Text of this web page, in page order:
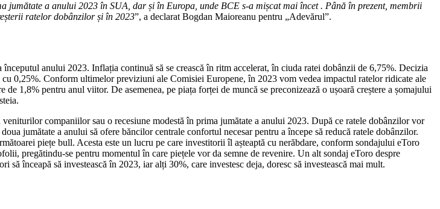
a anului 2023 în SUA, dar și în Europa, unde BCE s-a mișcat mai încet . Până în prezent, membrii
ratelor dobânzilor și în 2023”, a declarat Bogdan Maioreanu pentru „Adevărul”.
anului 2023. Inflația continuă să se crească în ritm accelerat, în ciuda ratei dobânzii de 6,75%. Decizia
0,25%. Conform ultimelor previziuni ale Comisiei Europene, în 2023 vom vedea impactul ratelor ridicate ale
1,8% pentru anul viitor. De asemenea, pe piața forței de muncă se preconizează o ușoară creștere a șomajului
companiilor sau o recesiune modestă în prima jumătate a anului 2023. După ce ratele dobânzilor vor
jumătate a anului să ofere băncilor centrale confortul necesar pentru a începe să reducă ratele dobânzilor.
piețe bull. Acesta este un lucru pe care investitorii îl așteaptă cu nerăbdare, conform sondajului eToro
pregătindu-se pentru momentul în care piețele vor da semne de revenire. Un alt sondaj eToro despre
înceapă să investească în 2023, iar alți 30%, care investesc deja, doresc să investească mai mult.